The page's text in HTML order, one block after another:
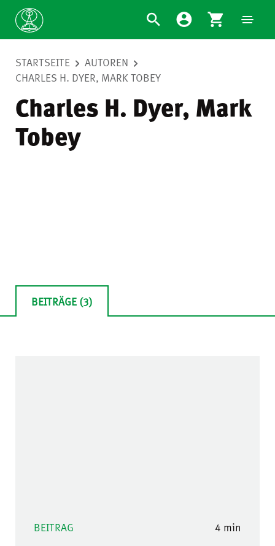
STARTSEITE
AUTOREN
CHARLES H. DYER, MARK TOBEY
Charles H. Dyer, Mark
Tobey
BEITRÄGE (3)
BEITRAG 4 min